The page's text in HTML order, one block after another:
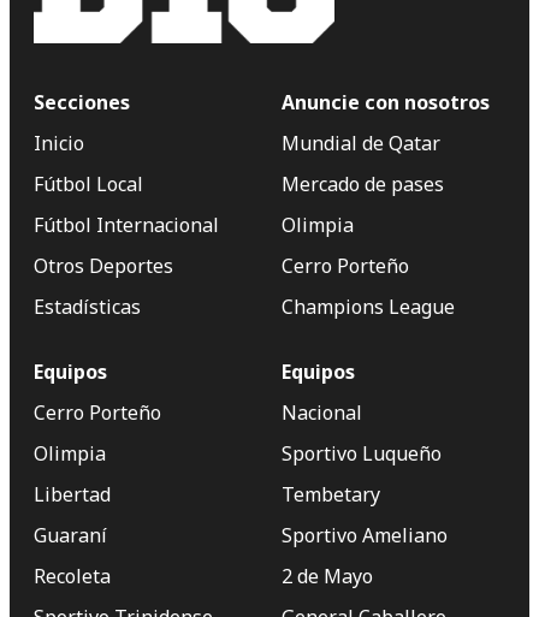
Secciones
Inicio
Fútbol Local
Fútbol Internacional
Otros Deportes
Estadísticas
Anuncie con nosotros
Mundial de Qatar
Mercado de pases
Olimpia
Cerro Porteño
Champions League
Equipos
Cerro Porteño
Olimpia
Libertad
Guaraní
Recoleta
Equipos
Nacional
Sportivo Luqueño
Tembetary
Sportivo Ameliano
2 de Mayo